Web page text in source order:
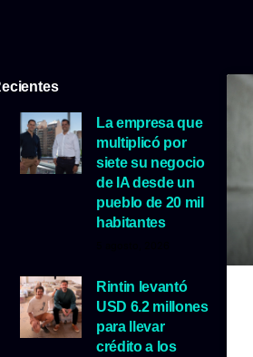
La empresa que
multiplicó por
siete su negocio
de IA desde un
pueblo de 20 mil
habitantes
Rintin levantó
USD 6.2 millones
para llevar
crédito a los